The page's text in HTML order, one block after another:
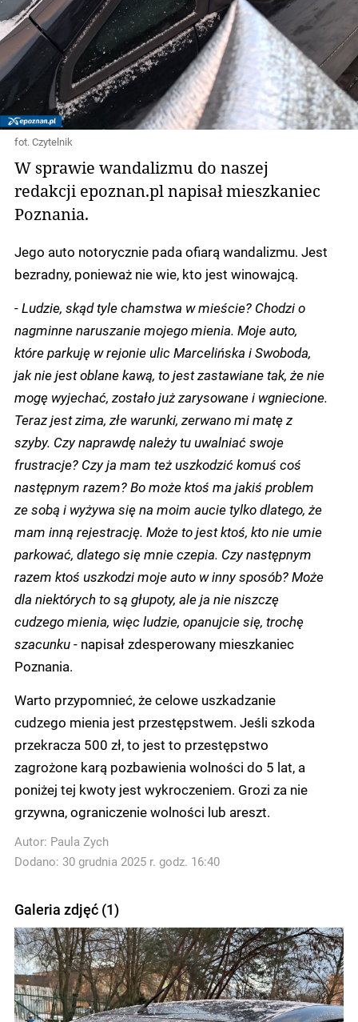
fot. Czytelnik
W sprawie wandalizmu do naszej
redakcji epoznan.pl napisał mieszkaniec
Poznania.
Jego auto notorycznie pada ofiarą wandalizmu. Jest
bezradny, ponieważ nie wie, kto jest winowajcą.
-Ludzie, skąd tyle chamstwa w mieście? Chodzi o
nagminne naruszanie mojego mienia. Moje auto,
które parkuję w rejonie ulic Marcelińska i Swoboda,
jak nie jest oblane kawą, to jest zastawiane tak, że nie
mogę wyjechać, zostało już zarysowane i wgniecione.
Teraz jest zima, złe warunki, zerwano mi matę z
szyby. Czy naprawdę należy tu uwalniać swoje
frustracje? Czy ja mam też uszkodzić komuś coś
następnym razem? Bo może ktoś ma jakiś problem
ze sobą i wyżywa się na moim aucie tylko dlatego, że
mam inną rejestrację. Może to jest ktoś, kto nie umie
parkować, dlatego się mnie czepia. Czy następnym
razem ktoś uszkodzi moje auto w inny sposób? Może
dla niektórych to są głupoty, ale ja nie niszczę
cudzego mienia, więc ludzie, opanujcie się, trochę
szacunku- napisał zdesperowany mieszkaniec
Poznania.
Warto przypomnieć, że celowe uszkadzanie
cudzego mienia jest przestępstwem. Jeśli szkoda
przekracza 500 zł, to jest to przestępstwo
zagrożone karą pozbawienia wolności do 5 lat, a
poniżej tej kwoty jest wykroczeniem. Grozi za nie
grzywna, ograniczenie wolności lub areszt.
Autor: Paula Zych
Dodano: 30 grudnia 2025 r. godz. 16:40
Galeria zdjęć (1)